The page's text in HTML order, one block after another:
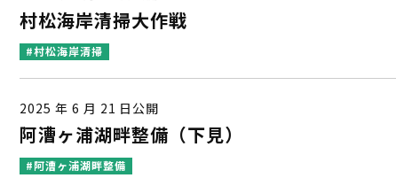
村松海岸清掃大作戦
#村松海岸清掃
2025 年 6 月 21 日公開
阿漕ヶ浦湖畔整備（下見）
#阿漕ヶ浦湖畔整備